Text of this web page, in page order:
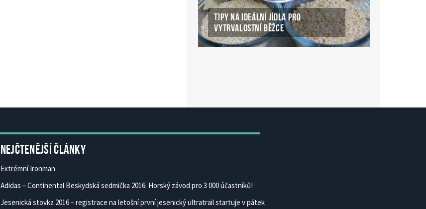
TIPY NA IDEÁLNÍ JÍDLA PRO
VYTRVALOSTNÍ BĚŽCE
Nejčtenější články
Extrémní Ironman
Adidas – Continental Beskydská sedmička 2016. Horský závod pro 3 000 účastníků!
Jesenická stovka 2016 – registrace na letošní první jesenický ultratrail startuje v pátek